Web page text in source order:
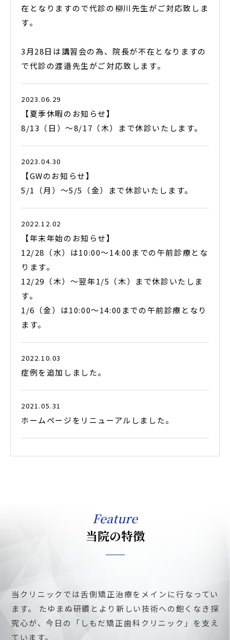
在となりますので代診の柳川先生がご対応致しま
す。
3月28日は講習会の為、院長が不在となりますの
で代診の渡邉先生がご対応致します。
2023.06.29
【夏季休暇のお知らせ】
8/13（日）〜8/17（木）まで休診いたします。
2023.04.30
【GWのお知らせ】
5/1（月）〜5/5（金）まで休診いたします。
2022.12.02
【年末年始のお知らせ】
12/28（水）は10:00〜14:00までの午前診療とな
ります。
12/29（木）〜翌年1/5（木）まで休診いたしま
す。
1/6（金）は10:00〜14:00までの午前診療となり
ます。
2022.10.03
症例を追加しました。
2021.05.31
ホームページをリニューアルしました。
Feature
当院の特徴
当クリニックでは舌側矯正治療をメインに行なってい
ます。
たゆまぬ研鑽とより新しい技術への飽くなき探
究心が、今日の「しもだ矯正歯科クリニック」を支え
ています。